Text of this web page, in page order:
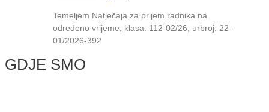
Temeljem Natječaja za prijem radnika na
određeno vrijeme, klasa: 112-02/26, urbroj: 22-
01/2026-392
GDJE SMO